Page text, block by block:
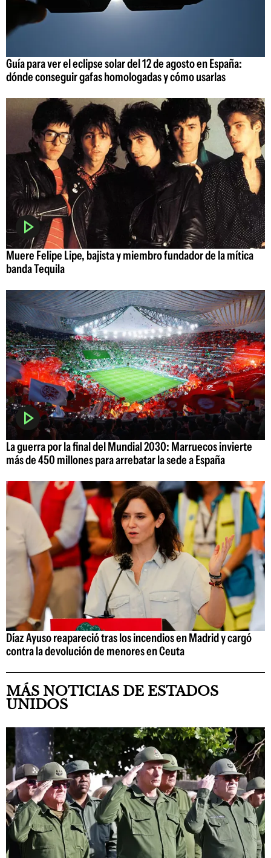
Guía para ver el eclipse solar del 12 de agosto en España:
dónde conseguir gafas homologadas y cómo usarlas
Muere Felipe Lipe, bajista y miembro fundador de la mítica
banda Tequila
La guerra por la final del Mundial 2030: Marruecos invierte
más de 450 millones para arrebatar la sede a España
Díaz Ayuso reapareció tras los incendios en Madrid y cargó
contra la devolución de menores en Ceuta
MÁS NOTICIAS DE ESTADOS
UNIDOS